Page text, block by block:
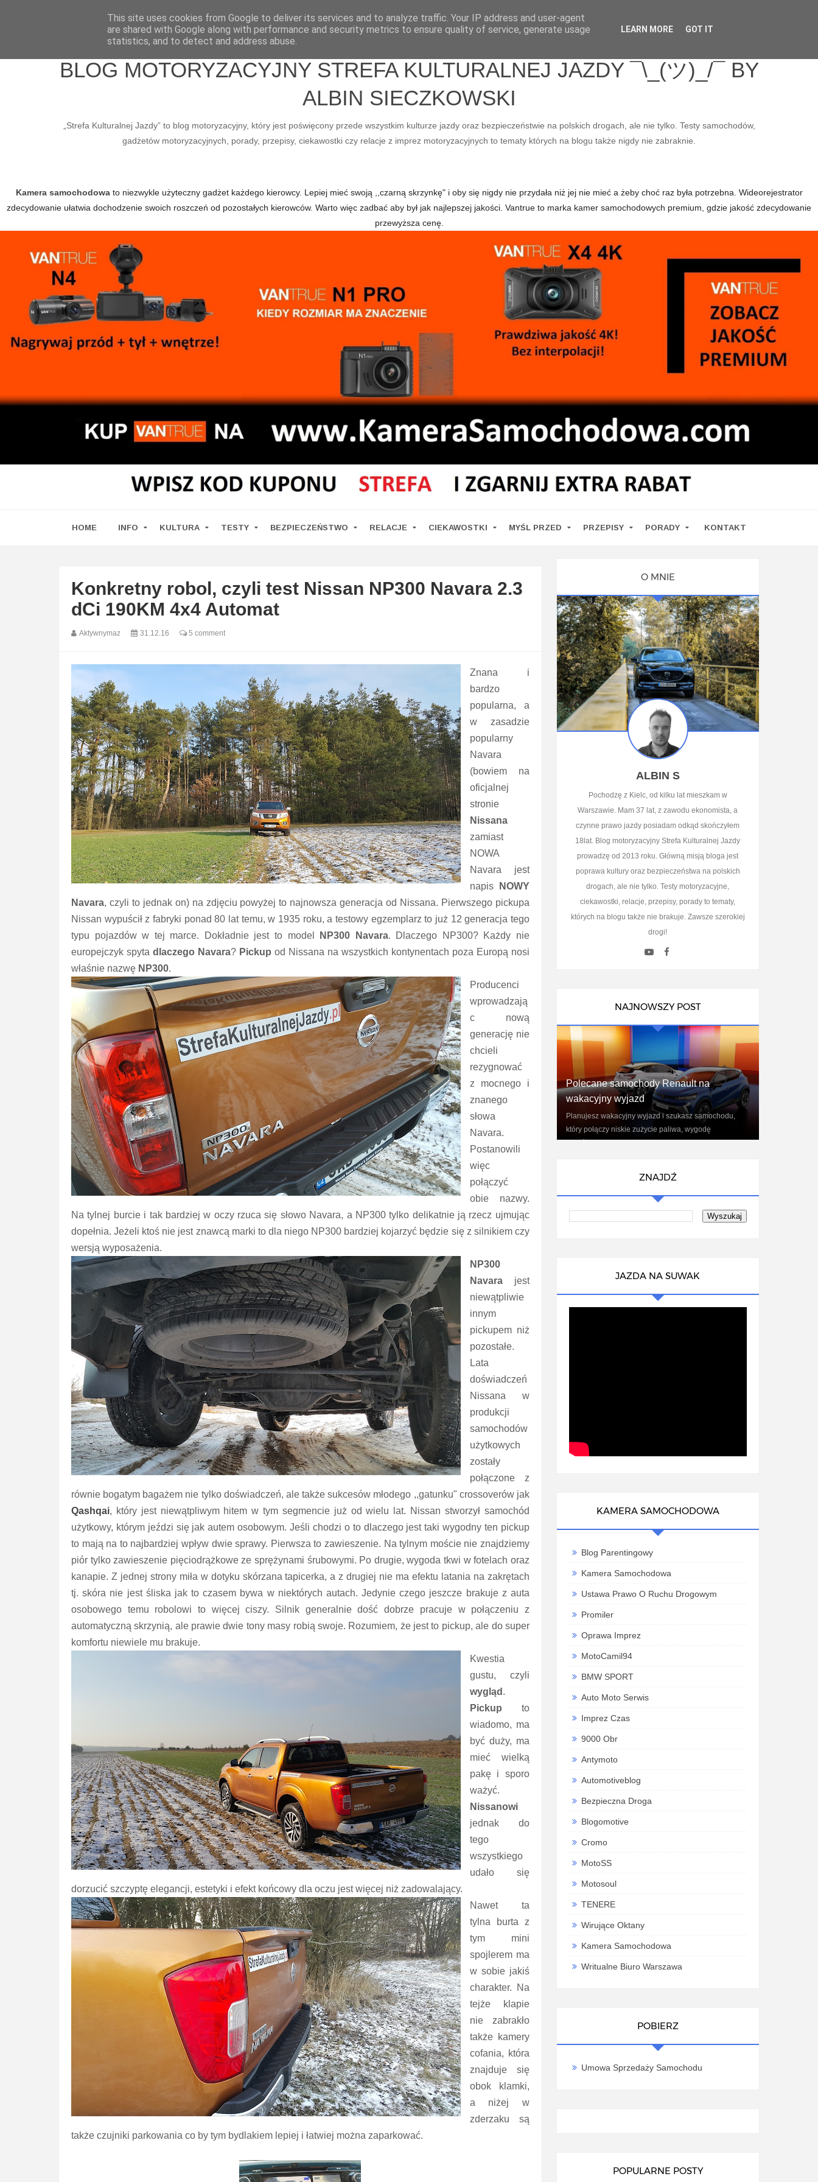
Wlepy Media O mnie Kontakt / Współpraca
BLOG MOTORYZACYJNY STREFA KULTURALNEJ JAZDY ¯\_(ツ)_/¯ BY
ALBIN SIECZKOWSKI
„Strefa Kulturalnej Jazdy” to blog motoryzacyjny, który jest poświęcony przede wszystkim kulturze jazdy oraz bezpieczeństwie na polskich drogach, ale nie tylko. Testy samochodów,
gadżetów motoryzacyjnych, porady, przepisy, ciekawostki czy relacje z imprez motoryzacyjnych to tematy których na blogu także nigdy nie zabraknie.
Kamera samochodowato niezwykle użyteczny gadżet każdego kierowcy. Lepiej mieć swoją ,,czarną skrzynkę" i oby się nigdy nie przydała niż jej nie mieć a żeby choć raz była potrzebna. Wideorejestrator
zdecydowanie ułatwia dochodzenie swoich roszczeń od pozostałych kierowców. Warto więc zadbać aby był jak najlepszej jakości. Vantrue to marka kamer samochodowych premium, gdzie jakość zdecydowanie
przewyższa cenę.
HOME INFO KULTURA TESTY BEZPIECZEŃSTWO RELACJE CIEKAWOSTKI MYŚL PRZED PRZEPISY PORADY KONTAKT
Konkretny robol, czyli test Nissan NP300 Navara 2.3
dCi 190KM 4x4 Automat
Aktywnymaz 31.12.16 5 comment
Znana i
bardzo
popularna, a
w zasadzie
popularny
Navara
(bowiem na
oficjalnej
stronie
Nissana
zamiast
NOWA
Navara jest
napis
NOWY
Navara, czyli to jednak on) na zdjęciu powyżej to najnowsza generacja od Nissana. Pierwszego pickupa
Nissan wypuścił z fabryki ponad 80 lat temu, w 1935 roku, a testowy egzemplarz to już 12 generacja tego
typu pojazdów w tej marce. Dokładnie jest to model
NP300 Navara. Dlaczego NP300? Każdy nie
europejczyk spyta dlaczego Navara? Pickup od Nissana na wszystkich kontynentach poza Europą nosi
właśnie nazwę NP300.
Producenci
wprowadzają
c nową
generację nie
chcieli
rezygnować
z mocnego i
znanego
słowa
Navara.
Postanowili
więc
połączyć
obie nazwy.
Na tylnej burcie i tak bardziej w oczy rzuca się słowo Navara, a NP300 tylko delikatnie ją rzecz ujmując
dopełnia. Jeżeli ktoś nie jest znawcą marki to dla niego NP300 bardziej kojarzyć będzie się z silnikiem czy
wersją wyposażenia.
NP300
Navara jest
niewątpliwie
innym
pickupem niż
pozostałe.
Lata
doświadczeń
Nissana w
produkcji
samochodów
użytkowych
zostały
połączone z
równie bogatym bagażem nie tylko doświadczeń, ale także sukcesów młodego ,,gatunku" crossoverów jak
Qashqai, który jest niewątpliwym hitem w tym segmencie już od wielu lat. Nissan stworzył samochód
użytkowy, którym jeździ się jak autem osobowym. Jeśli chodzi o to dlaczego jest taki wygodny ten pickup
to mają na to najbardziej wpływ dwie sprawy. Pierwsza to zawieszenie. Na tylnym moście nie znajdziemy
piór tylko zawieszenie pięciodrążkowe ze sprężynami śrubowymi. Po drugie, wygoda tkwi w fotelach oraz
kanapie. Z jednej strony miła w dotyku skórzana tapicerka, a z drugiej nie ma efektu latania na zakrętach
tj. skóra nie jest śliska jak to czasem bywa w niektórych autach. Jedynie czego jeszcze brakuje z auta
osobowego temu robolowi to więcej ciszy. Silnik generalnie dość dobrze pracuje w połączeniu z
automatyczną skrzynią, ale prawie dwie tony masy robią swoje. Rozumiem, że jest to pickup, ale do super
komfortu niewiele mu brakuje.
Kwestia
gustu, czyli
wygląd .
Pickup to
wiadomo, ma
być duży, ma
mieć wielką
pakę i sporo
ważyć.
Nissanowi
jednak do
tego
wszystkiego
udało się
dorzucić szczyptę elegancji, estetyki i efekt końcowy dla oczu jest więcej niż zadowalający.
Nawet ta
tylna burta z
tym mini
spojlerem ma
w sobie jakiś
charakter. Na
tejże klapie
nie zabrakło
także kamery
cofania, która
znajduje się
obok klamki,
a niżej w
zderzaku są
także czujniki parkowania co by tym bydlakiem lepiej i łatwiej można zaparkować.
O MNIE
ALBIN S
Pochodzę z Kielc, od kilku lat mieszkam w
Warszawie. Mam 37 lat, z zawodu ekonomista, a
czynne prawo jazdy posiadam odkąd skończyłem
18lat. Blog motoryzacyjny Strefa Kulturalnej Jazdy
prowadzę od 2013 roku. Główną misją bloga jest
poprawa kultury oraz bezpieczeństwa na polskich
drogach, ale nie tylko. Testy motoryzacyjne,
ciekawostki, relacje, przepisy, porady to tematy,
których na blogu także nie brakuje. Zawsze szerokiej
drogi!
NAJNOWSZY POST
Polecane samochody Renault na
wakacyjny wyjazd
Planujesz wakacyjny wyjazd i szukasz samochodu,
który połączy niskie zużycie paliwa, wygodę
ZNAJDŹ
JAZDA NA SUWAK
KAMERA SAMOCHODOWA
Blog Parentingowy
Kamera Samochodowa
Ustawa Prawo O Ruchu Drogowym
Promiler
Oprawa Imprez
MotoCamil94
BMW SPORT
Auto Moto Serwis
Imprez Czas
9000 Obr
Antymoto
Automotiveblog
Bezpieczna Droga
Blogomotive
Cromo
MotoSS
Motosoul
TENERE
Wirujące Oktany
Kamera Samochodowa
Writualne Biuro Warszawa
POBIERZ
Umowa Sprzedaży Samochodu
POPULARNE POSTY
This site uses cookies from Google to deliver its services and to analyze traffic. Your IP address and user-agent
are shared with Google along with performance and security metrics to ensure quality of service, generate usage
statistics, and to detect and address abuse.
LEARN MORE GOT IT